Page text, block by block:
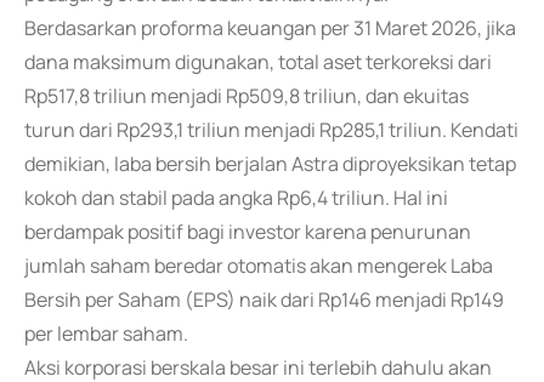
Berdasarkan proforma keuangan per 31 Maret 2026, jika
dana maksimum digunakan, total aset terkoreksi dari
Rp517,8 triliun menjadi Rp509,8 triliun, dan ekuitas
turun dari Rp293,1 triliun menjadi Rp285,1 triliun. Kendati
demikian, laba bersih berjalan Astra diproyeksikan tetap
kokoh dan stabil pada angka Rp6,4 triliun. Hal ini
berdampak positif bagi investor karena penurunan
jumlah saham beredar otomatis akan mengerek Laba
Bersih per Saham (EPS) naik dari Rp146 menjadi Rp149
per lembar saham.
Aksi korporasi berskala besar ini terlebih dahulu akan